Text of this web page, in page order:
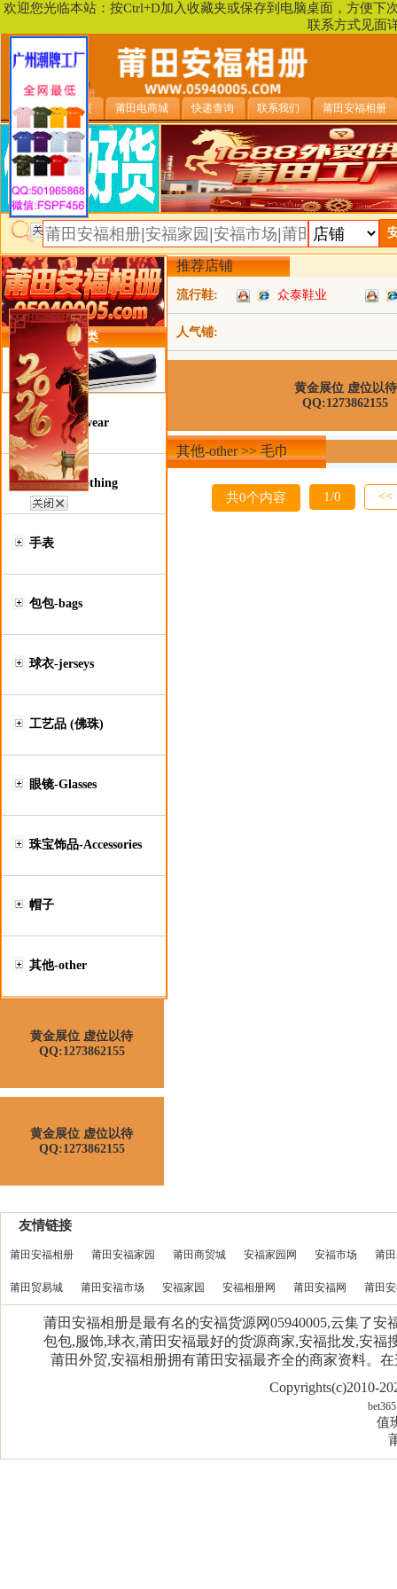
欢迎您光临本站：按Ctrl+D加入收藏夹或保存到电脑桌面，方便
联系方式见面
安福相册首页 莆田电商城 快递查询 联系我们 莆田安福相册
类目详细分类
鞋类-Footwear
服装类-Clothing
手表
包包-bags
球衣-jerseys
工艺品 (佛珠)
眼镜-Glasses
珠宝饰品-Accessories
帽子
其他-other
黄金展位 虚位以待
QQ:1273862155
黄金展位 虚位以待
QQ:1273862155
推荐店铺
流行鞋:
人气铺:
众泰鞋业
黄金展位 虚位以待
QQ:1273862155
其他-other >> 毛巾
共0个内容 1/0 <<
友情链接
莆田安福相册 莆田安福家园 莆田商贸城 安福家园网 安福市场 莆
莆田贸易城 莆田安福市场 安福家园 安福相册网 莆田安福网 莆田
莆田安福相册是最有名的安福货源网05940005,云集了
包包,服饰,球衣,莆田安福最好的货源商家,安福批发,安
莆田外贸,安福相册拥有莆田安福最齐全的商家资料。
Copyrights(c)2010-
bet365
值